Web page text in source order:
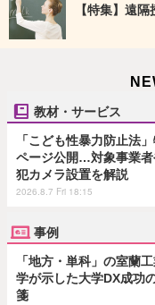
【特集】遠隔
教材・サービス
「こども性暴力防止法
ページ公開…対象事業者
犯カメラ設置を解説
2026.8.7 Fri 18:15
事例
「地方・単科」の室蘭
学が示した大学DX成功
箋